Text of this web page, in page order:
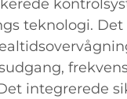
teknologi.
integrerede